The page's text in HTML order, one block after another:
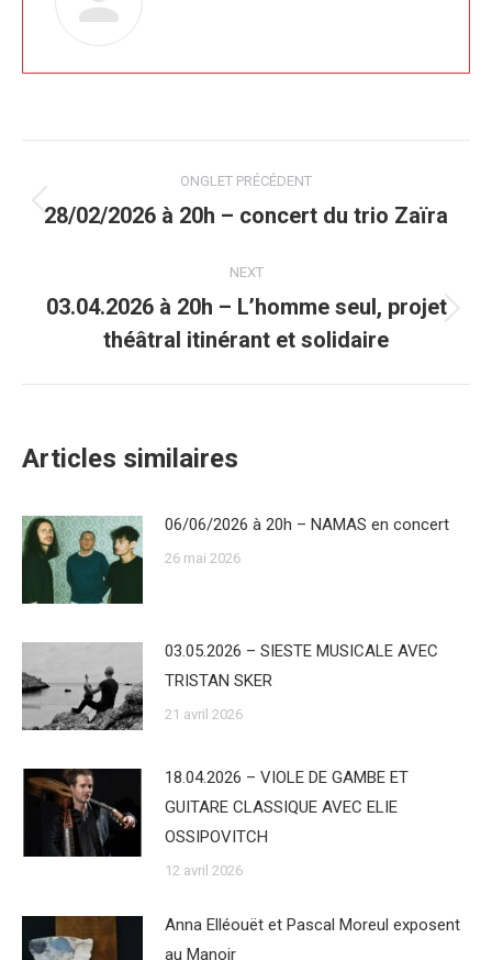
navigation
ONGLET PRÉCÉDENT
Previous
28/02/2026 à 20h – concert du trio Zaïra
NEXT
Next
post:
03.04.2026 à 20h – L’homme seul, projet
théâtral itinérant et solidaire
Articles similaires
06/06/2026 à 20h – NAMAS en concert
26 mai 2026
03.05.2026 – SIESTE MUSICALE AVEC
TRISTAN SKER
21 avril 2026
18.04.2026 – VIOLE DE GAMBE ET
GUITARE CLASSIQUE AVEC ELIE
OSSIPOVITCH
12 avril 2026
Anna Elléouët et Pascal Moreul exposent
au Manoir